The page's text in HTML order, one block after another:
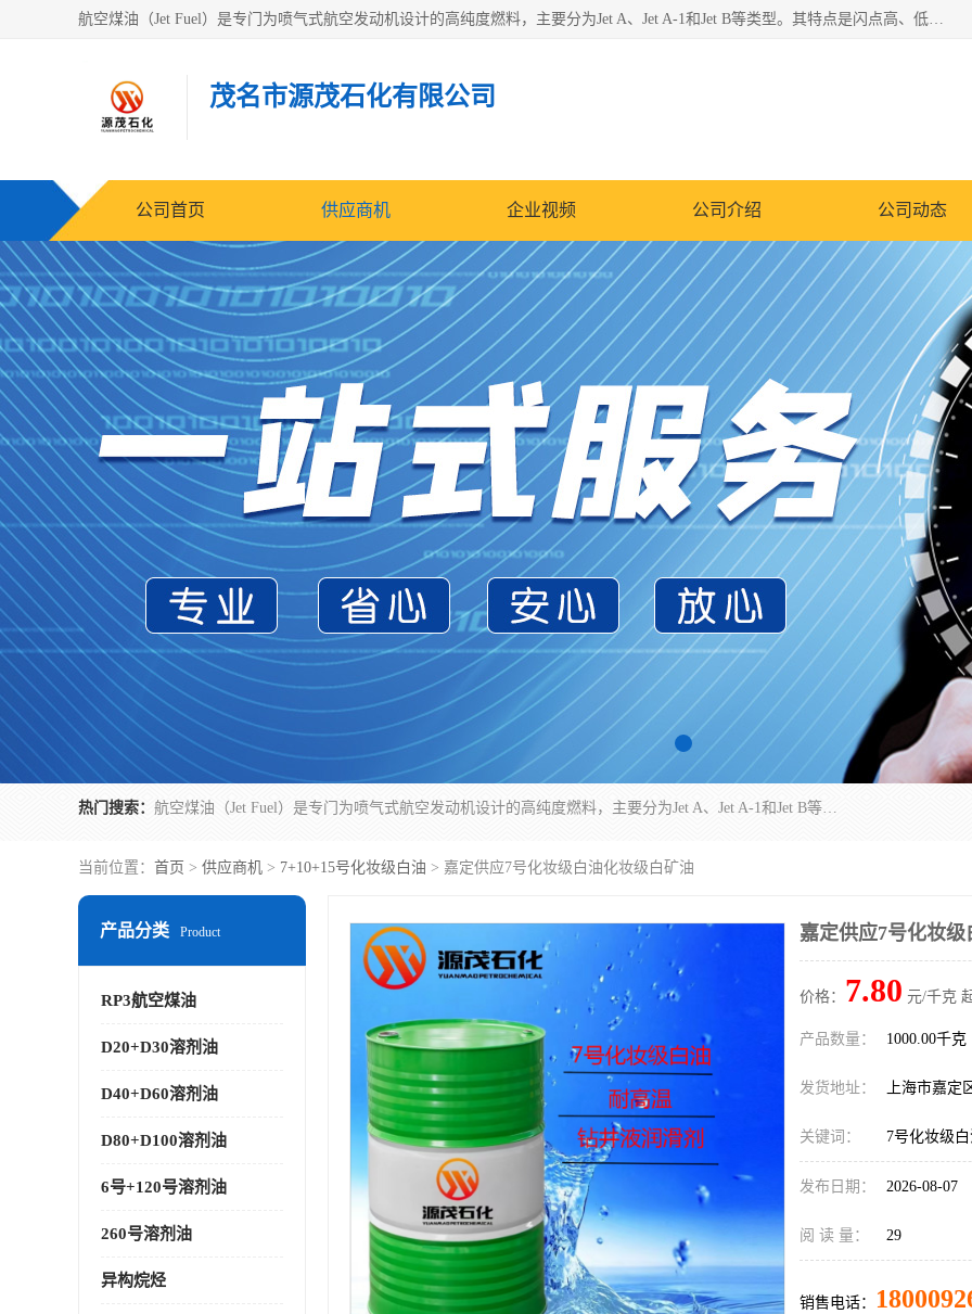
航空煤油（Jet Fuel）是专门为喷气式航空发动机设计的高纯度燃料，主要分为Jet A、Jet A-1和Jet B等类型。其特点是闪点高、低温流动性好，并添加了抗静电剂和抗氧化剂以确保飞行安全。航空煤油需
茂名市源茂石化有限公司
公司首页 供应商机 企业视频 公司介绍 公司动态
热门搜索： 航空煤油（Jet Fuel）是专门为喷气式航空发动机设计的高纯度燃料，主要分为Jet A、Jet A-1和Jet B等类型。其特点是闪点高、低温流动性好，并添加了抗静电剂和抗氧化剂以确保飞行安全。航空煤油需
当前位置： 首页 > 供应商机 > 7+10+15号化妆级白油 > 嘉定供应7号化妆级白油化妆级白矿油
产品分类 Product
RP3航空煤油
D20+D30溶剂油
D40+D60溶剂油
D80+D100溶剂油
6号+120号溶剂油
260号溶剂油
异构烷烃
嘉定供应7号化妆
价格： 7.80 元/千克
产品数量： 1000.00千克
发货地址： 上海市嘉定
关键词： 7号化妆级白
发布日期： 2026-08-07
阅 读 量： 29
销售电话：